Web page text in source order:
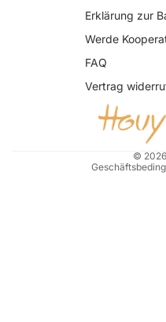
Erklärung zur
Werde
FAQ
Vertrag
© 2026
Kontaktinformationen